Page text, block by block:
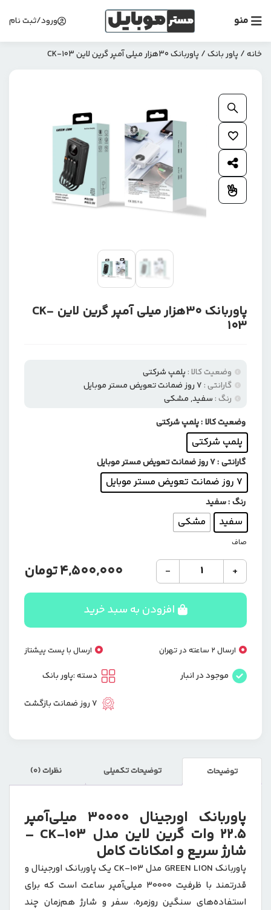
منو ورود/ثبت نام
خانه/ پاور بانک/ پاوربانک 30هزار میلی آمپر گرین لاین CK-103
پاوربانک 30هزار میلی آمپر گرین لاین CK-
103
وضعیت کالا : پلمپ شرکتی
گارانتی : ۷ روز ضمانت تعویض مستر موبایل
رنگ : سفید, مشکی
وضعیت کالا: پلمپ شرکتی
پلمپ شرکتی
گارانتی: ۷ روز ضمانت تعویض مستر موبایل
۷ روز ضمانت تعویض مستر موبایل
رنگ: سفید
سفید مشکی
صاف
+
پاوربانک
میلی
گرین
لاین
CK-
عدد
-
4,500,000تومان
افزودن به سبد خرید
ارسال 2 ساعته در تهران ارسال با پست پیشتاز
موجود در انبار دسته :پاور بانک
7 روز ضمانت بازگشت
بزرگنمایی محصول
افزودن به علاقمندی ها
اشتراک گذاری محصول
افزودن به مقایسه
توضیحات توضیحات تکمیلی نظرات (0)
پاوربانک اورجینال 30000 میلی‌آمپر
22.5 وات گرین لاین مدل CK-103 –
شارژ سریع و امکانات کامل
پاوربانک GREEN LION مدل CK-103 یک پاوربانک اورجینال و
قدرتمند با ظرفیت 30000 میلی‌آمپر ساعت است که برای
استفاده‌های سنگین روزمره، سفر و شارژ هم‌زمان چند